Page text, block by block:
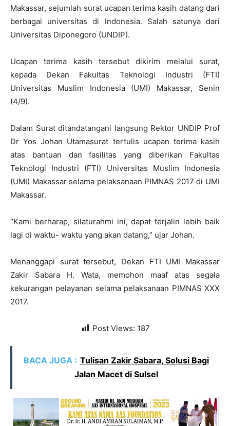
Makassar, sejumlah surat ucapan terima kasih datang dari
berbagai universitas di Indonesia. Salah satunya dari
Universitas Diponegoro (UNDIP).
Ucapan terima kasih tersebut dikirim melalui surat,
kepada Dekan Fakultas Teknologi Industri (FTI)
Universitas Muslim Indonesia (UMI) Makassar, Senin
(4/9).
Dalam Surat ditandatangani langsung Rektor UNDIP Prof
Dr Yos Johan Utamasurat tertulis ucapan terima kasih
atas bantuan dan fasilitas yang diberikan Fakultas
Teknologi Industri (FTI) Universitas Muslim Indonesia
(UMI) Makassar selama pelaksanaan PIMNAS 2017 di UMI
Makassar.
“Kami berharap, silaturahmi ini, dapat terjalin lebih baik
lagi di waktu- waktu yang akan datang,” ujar Johan.
Menanggapi surat tersebut, Dekan FTI UMI Makassar
Zakir Sabara H. Wata, memohon maaf atas segala
kekurangan pelayanan selama pelaksanaan PIMNAS XXX
2017.
Post Views: 187
BACA JUGA : Tulisan Zakir Sabara, Solusi Bagi
Jalan Macet di Sulsel